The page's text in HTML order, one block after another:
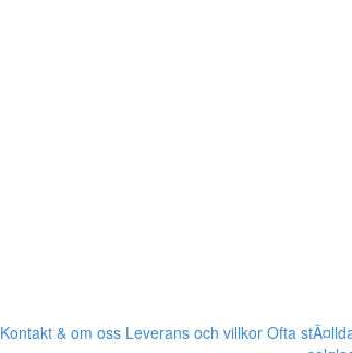
Kontakt & om oss Leverans och villkor Ofta